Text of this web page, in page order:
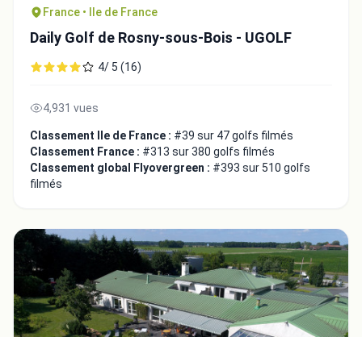
France • Ile de France
Daily Golf de Rosny-sous-Bois - UGOLF
4/ 5 (16)
4,931 vues
Classement Ile de France : #39 sur 47 golfs filmés
Classement France : #313 sur 380 golfs filmés
Classement global Flyovergreen : #393 sur 510 golfs
filmés
Choix de la vidéo:
Copier dans le presse-papiers